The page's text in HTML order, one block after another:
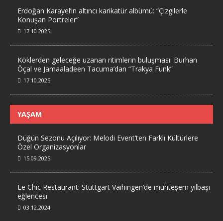
Erdoğan Karayel’in altıncı karikatür albümü: “Çizgilerle
Konuşan Portreler”
17.10.2025
Köklerden geleceğe uzanan ritimlerin buluşması: Burhan
Öçal ve Jamaaladeen Tacuma’dan “Trakya Funk”
17.10.2025
YAŞAM
Düğün Sezonu Açılıyor: Melodi Event’ten Farklı Kültürlere
Özel Organizasyonlar
15.09.2025
Le Chic Restaurant: Stuttgart Vaihingen’de muhteşem yılbaşı
eğlencesi
03.12.2024